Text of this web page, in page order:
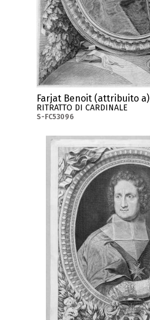
Farjat Benoit (attribuito a)
RITRATTO DI CARDINALE
S-FC53096